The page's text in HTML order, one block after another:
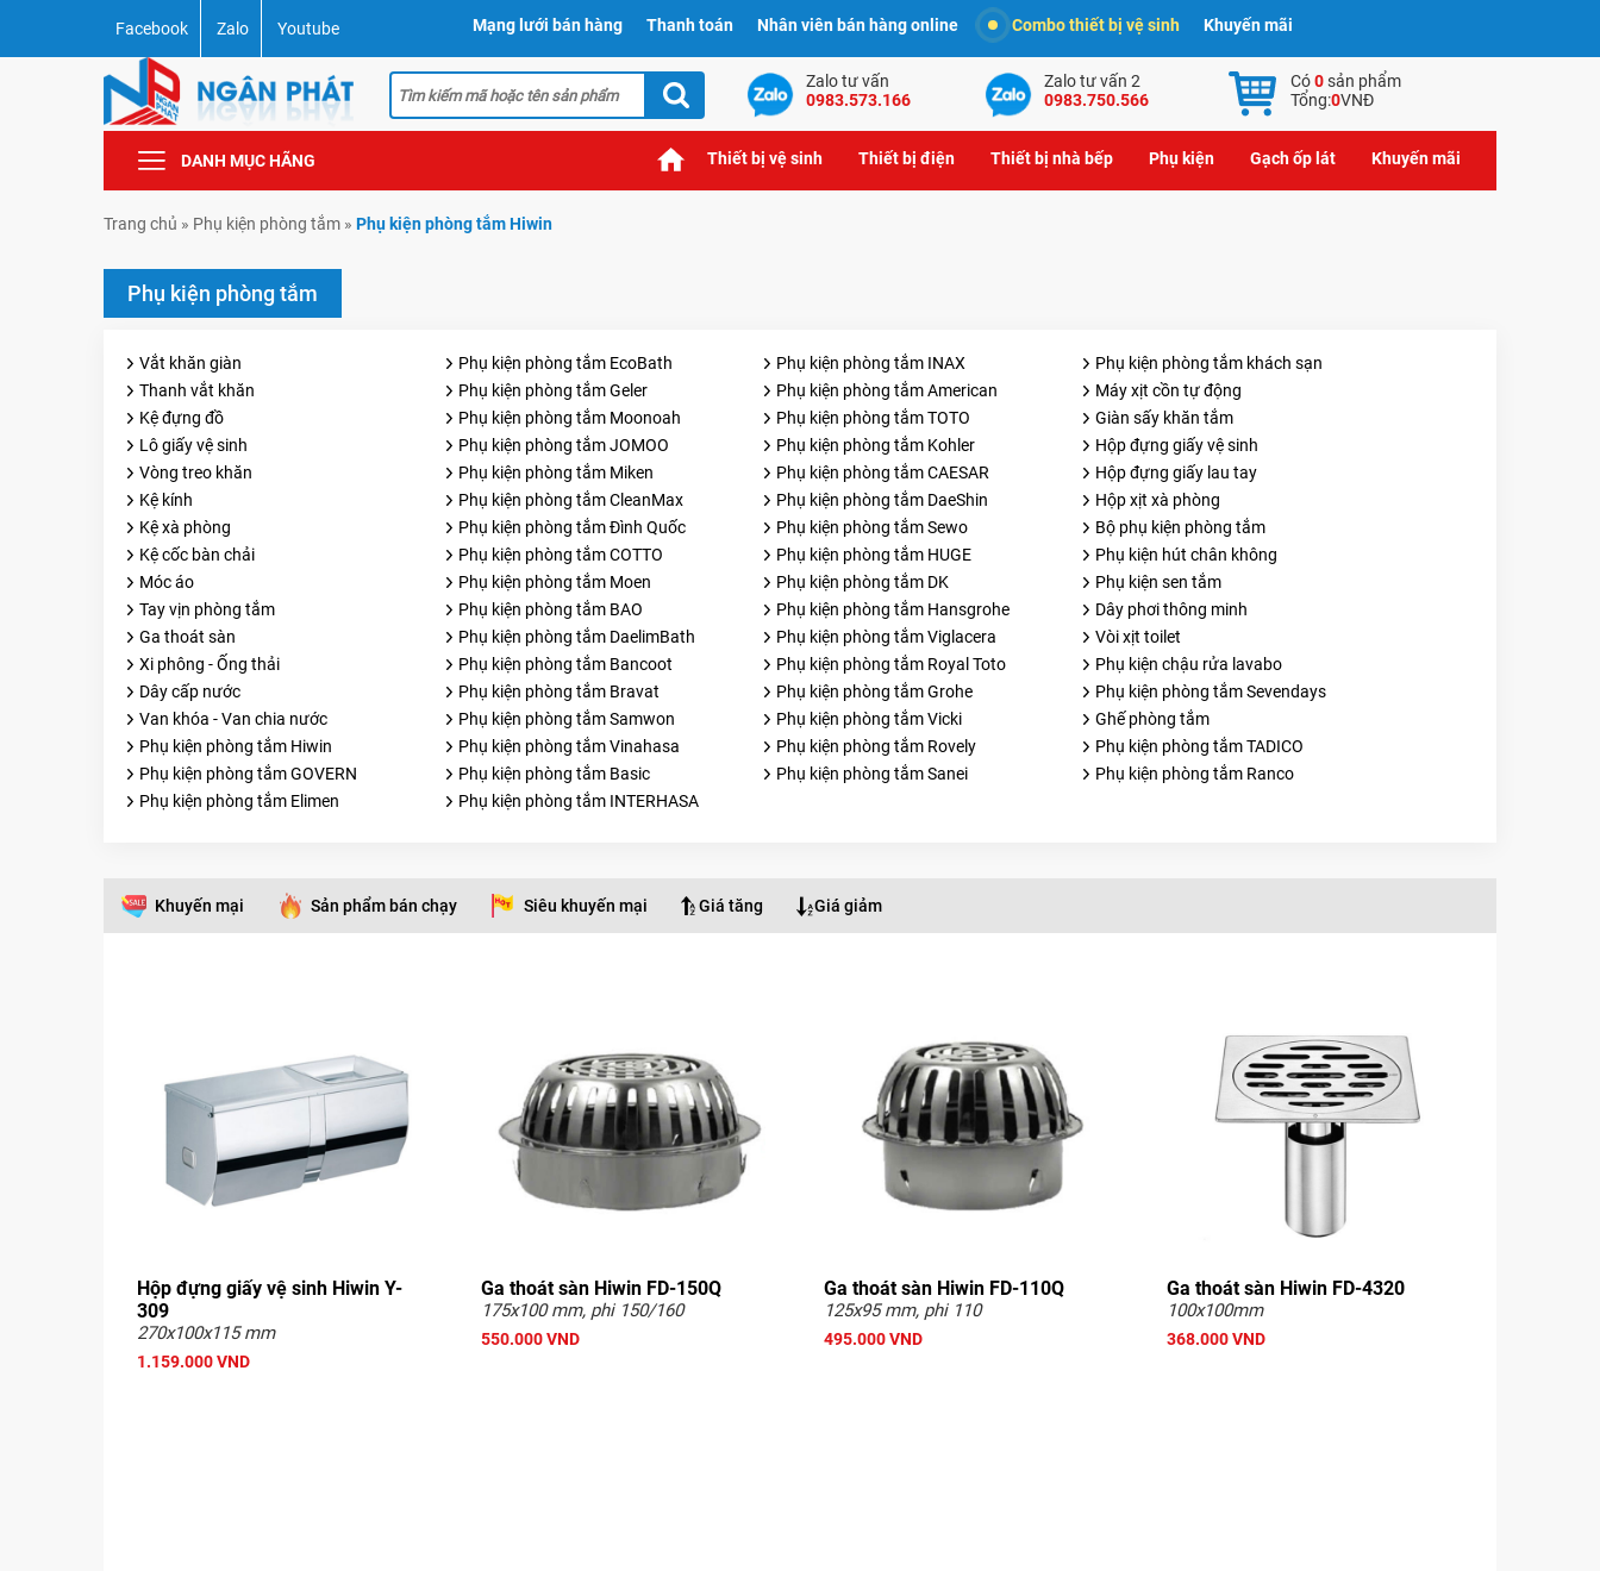
Facebook Zalo Youtube Mạng lưới bán hàng Thanh toán Nhân viên bán hàng online Combo thiết bị vệ sinh Khuyến mãi
Zalo tư vấn
0983.573.166
Zalo tư vấn 2
0983.750.566
Có0sản phẩm
Tổng:0VNĐ
DANH MỤC HÃNG Thiết bị vệ sinh Thiết bị điện Thiết bị nhà bếp Phụ kiện Gạch ốp lát Khuyến mãi
Trang chủ » Phụ kiện phòng tắm » Phụ kiện phòng tắm Hiwin
Phụ kiện phòng tắm
Vắt khăn giàn Phụ kiện phòng tắm EcoBath Phụ kiện phòng tắm INAX
Phụ kiện phòng tắm khách sạn
Thanh vắt khăn
Phụ kiện phòng tắm Geler Phụ kiện phòng tắm American
Máy xịt cồn tự động
Kệ đựng đồ
Phụ kiện phòng tắm Moonoah Phụ kiện phòng tắm TOTO
Giàn sấy khăn tắm
Lô giấy vệ sinh
Phụ kiện phòng tắm JOMOO Phụ kiện phòng tắm Kohler
Hộp đựng giấy vệ sinh
Vòng treo khăn
Phụ kiện phòng tắm Miken Phụ kiện phòng tắm CAESAR
Hộp đựng giấy lau tay
Kệ kính
Phụ kiện phòng tắm CleanMax Phụ kiện phòng tắm DaeShin
Hộp xịt xà phòng
Kệ xà phòng
Phụ kiện phòng tắm Đình Quốc Phụ kiện phòng tắm Sewo
Bộ phụ kiện phòng tắm
Kệ cốc bàn chải
Phụ kiện phòng tắm COTTO Phụ kiện phòng tắm HUGE
Phụ kiện hút chân không
Móc áo
Phụ kiện phòng tắm Moen Phụ kiện phòng tắm DK
Phụ kiện sen tắm
Tay vịn phòng tắm
Phụ kiện phòng tắm BAO Phụ kiện phòng tắm Hansgrohe
Dây phơi thông minh
Ga thoát sàn
Phụ kiện phòng tắm DaelimBath Phụ kiện phòng tắm Viglacera
Vòi xịt toilet
Xi phông - Ống thải
Phụ kiện phòng tắm Bancoot Phụ kiện phòng tắm Royal Toto
Phụ kiện chậu rửa lavabo
Dây cấp nước
Phụ kiện phòng tắm Bravat Phụ kiện phòng tắm Grohe
Phụ kiện phòng tắm Sevendays
Van khóa - Van chia nước
Phụ kiện phòng tắm Samwon Phụ kiện phòng tắm Vicki
Ghế phòng tắm
Phụ kiện phòng tắm Hiwin
Phụ kiện phòng tắm Vinahasa Phụ kiện phòng tắm Rovely
Phụ kiện phòng tắm TADICO
Phụ kiện phòng tắm GOVERN
Phụ kiện phòng tắm Basic Phụ kiện phòng tắm Sanei
Phụ kiện phòng tắm Ranco
Phụ kiện phòng tắm Elimen
Phụ kiện phòng tắm INTERHASA
Khuyến mại Sản phẩm bán chạy Siêu khuyến mại Giá tăng Giá giảm
Hộp đựng giấy vệ sinh Hiwin Y-
309
270x100x115 mm
1.159.000 VND
Ga thoát sàn Hiwin FD-150Q
175x100 mm, phi 150/160
550.000 VND
Ga thoát sàn Hiwin FD-110Q
125x95 mm, phi 110
495.000 VND
Ga thoát sàn Hiwin FD-4320
100x100mm
368.000 VND